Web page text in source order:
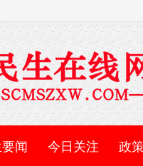
闻 今日关注 政